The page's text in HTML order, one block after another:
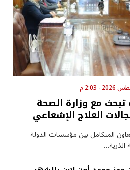
تبحث مع وزارة الصحة
العلاج الإشعاعي
المتكامل بين مؤسسات الدولة
الذرية…